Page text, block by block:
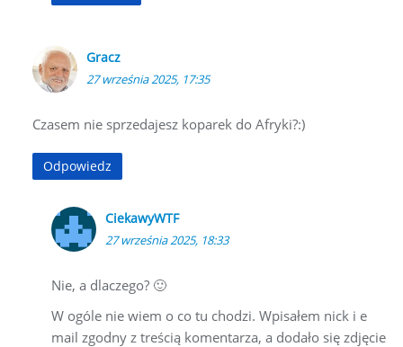
Gracz
27 września 2025, 17:35
Czasem nie sprzedajesz koparek do Afryki?:)
Odpowiedz
CiekawyWTF
27 września 2025, 18:33
Nie, a dlaczego? 🙂
W ogóle nie wiem o co tu chodzi. Wpisałem nick i e
mail zgodny z treścią komentarza, a dodało się zdjęcie